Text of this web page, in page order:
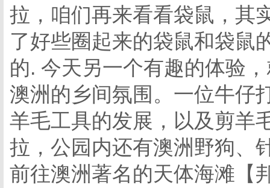
拉，咱们再来看看袋鼠，其
了好些圈起来的袋鼠和袋鼠
的. 今天另一个有趣的体验
澳洲的乡间氛围。一位牛仔
羊毛工具的发展，以及剪羊
拉，公园内还有澳洲野狗、
前往澳洲著名的天体海滩【